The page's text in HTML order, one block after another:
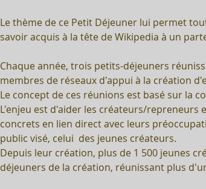
Le thème de ce Petit Déjeuner lui permet
savoir acquis à la tête de Wikipedia à un
Chaque année, trois petits-déjeuners
membres de réseaux d'appui à la création
Le concept de ces réunions est basé sur la
L'enjeu est d'aider les créateurs/repreneurs
concrets en lien direct avec leurs
public visé, celui  des jeunes créateurs.
Depuis leur création, plus de 1 500 jeunes
déjeuners de la création, réunissant plus